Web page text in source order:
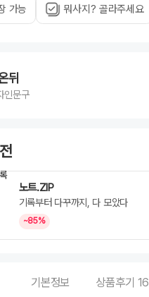
가능 뭐사지? 골라주세요
뒤
인문구
노트.ZIP
기록부터 다꾸까지, 다 모았다
~85%
기본정보 상품후기 16